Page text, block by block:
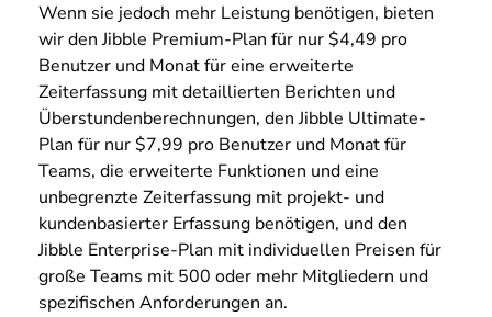
Wenn sie jedoch mehr Leistung benötigen, bieten
wir den Jibble Premium-Plan für nur $4,49 pro
Benutzer und Monat für eine erweiterte
Zeiterfassung mit detaillierten Berichten und
Überstundenberechnungen, den Jibble Ultimate-
Plan für nur $7,99 pro Benutzer und Monat für
Teams, die erweiterte Funktionen und eine
unbegrenzte Zeiterfassung mit projekt- und
kundenbasierter Erfassung benötigen, und den
Jibble Enterprise-Plan mit individuellen Preisen für
große Teams mit 500 oder mehr Mitgliedern und
spezifischen Anforderungen an.